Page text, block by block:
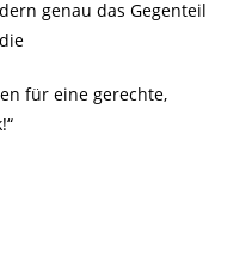
genau das Gegenteil
für eine gerechte,